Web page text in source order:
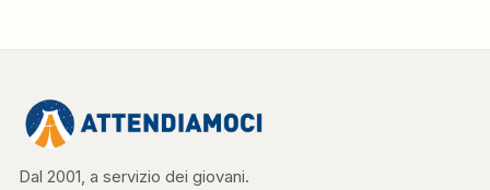
Dal 2001, a servizio dei giovani.